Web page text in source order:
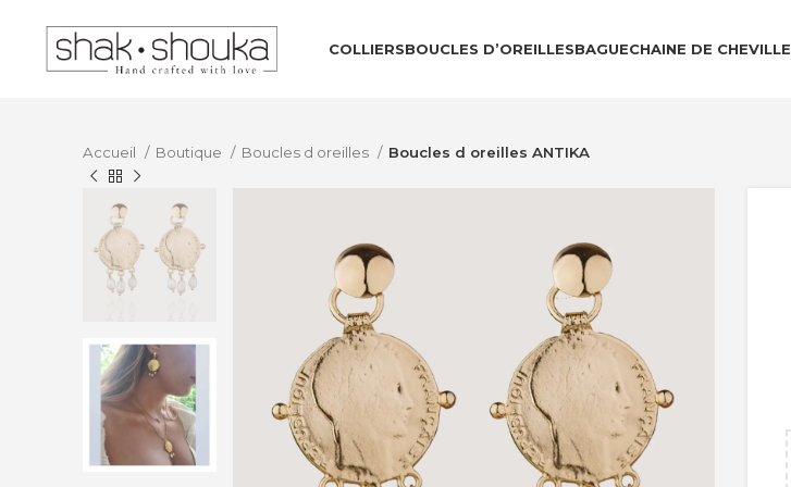
COLLIERSBOUCLES D’OREILLESBAGUECHAINE DE CHEVILLE
Accueil Boutique Boucles d oreilles Boucles d oreilles ANTIKA